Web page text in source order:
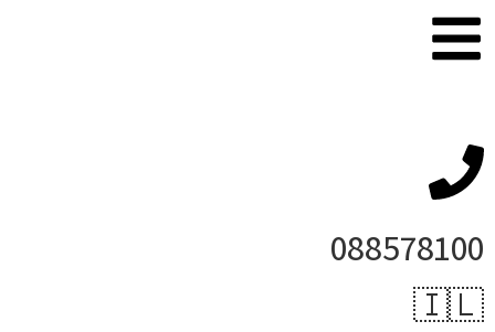
088578100
🇮🇱